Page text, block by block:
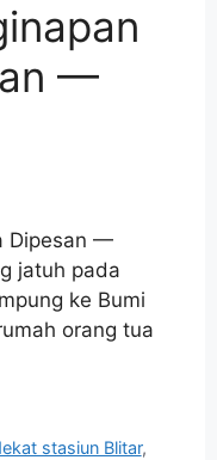
—
Dipesan —
jatuh pada
ke Bumi
orang tua
stasiun Blitar,